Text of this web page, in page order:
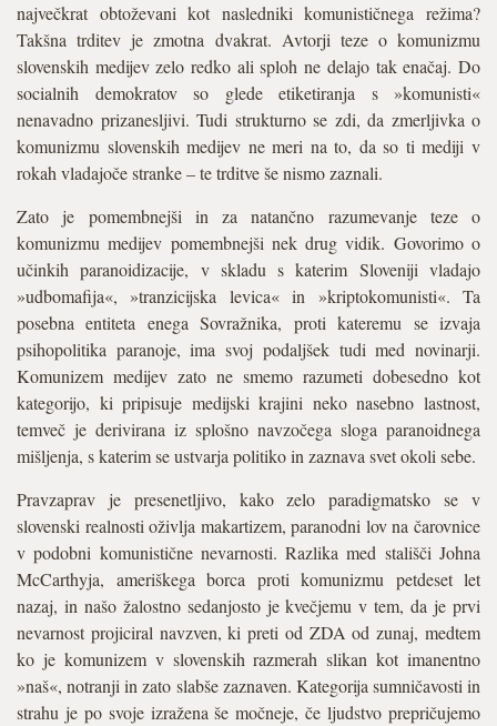
največkrat obtoževani kot nasledniki komunističnega režima?
Takšna trditev je zmotna dvakrat. Avtorji teze o komunizmu
slovenskih medijev zelo redko ali sploh ne delajo tak enačaj. Do
socialnih demokratov so glede etiketiranja s »komunisti«
nenavadno prizanesljivi. Tudi strukturno se zdi, da zmerljivka o
komunizmu slovenskih medijev ne meri na to, da so ti mediji v
rokah vladajoče stranke – te trditve še nismo zaznali.
Zato je pomembnejši in za natančno razumevanje teze o
komunizmu medijev pomembnejši nek drug vidik. Govorimo o
učinkih paranoidizacije, v skladu s katerim Sloveniji vladajo
»udbomafija«, »tranzicijska levica« in »kriptokomunisti«. Ta
posebna entiteta enega Sovražnika, proti kateremu se izvaja
psihopolitika paranoje, ima svoj podaljšek tudi med novinarji.
Komunizem medijev zato ne smemo razumeti dobesedno kot
kategorijo, ki pripisuje medijski krajini neko nasebno lastnost,
temveč je derivirana iz splošno navzočega sloga paranoidnega
mišljenja, s katerim se ustvarja politiko in zaznava svet okoli sebe.
Pravzaprav je presenetljivo, kako zelo paradigmatsko se v
slovenski realnosti oživlja makartizem, paranodni lov na čarovnice
v podobni komunistične nevarnosti. Razlika med stališči Johna
McCarthyja, ameriškega borca proti komunizmu petdeset let
nazaj, in našo žalostno sedanjosto je kvečjemu v tem, da je prvi
nevarnost projiciral navzven, ki preti od ZDA od zunaj, medtem
ko je komunizem v slovenskih razmerah slikan kot imanentno
»naš«, notranji in zato slabše zaznaven. Kategorija sumničavosti in
strahu je po svoje izražena še močneje, če ljudstvo prepričujemo